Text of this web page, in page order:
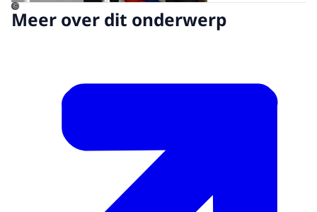
©
Meer over dit onderwerp